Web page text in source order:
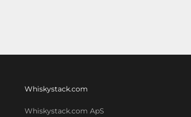
Whiskystack.com
Whiskystack.com ApS